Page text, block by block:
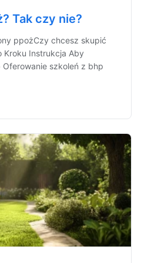
Tak czy nie?
ppożCzy chcesz skupić
Kroku Instrukcja Aby
szkoleń z bhp